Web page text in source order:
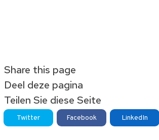
Share this page
Deel deze pagina
Teilen Sie diese Seite
Twitter Facebook LinkedIn